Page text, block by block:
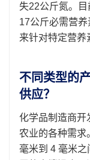
失22公斤氮。
17公斤必需营
来针对特定营养
不同类型的
供应？
化学品制造商开
农业的各种需求
毫米到 4 毫米